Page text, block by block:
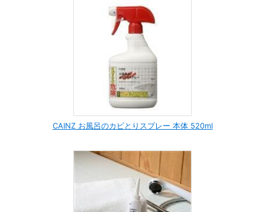
CAINZ お風呂のカビとりスプレー 本体 520ml